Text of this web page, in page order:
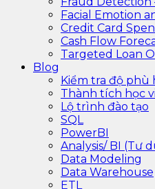
Facial Emotion
Credit Card
Cash Flow
Targeted Loan
Blog
Kiểm tra độ phù
Thành tích học
Lộ trình đào tạo
SQL
PowerBI
Analysis/ BI (Tư
Data Modeling
Data Warehouse
ETL